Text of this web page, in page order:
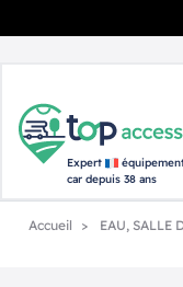
Expert
car depuis 38 ans
Accueil EAU, SALLE